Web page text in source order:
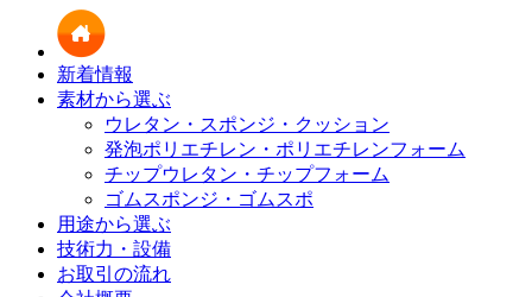
新着情報
素材から選ぶ
ウレタン・スポンジ・クッション
発泡ポリエチレン・ポリエチレンフォーム
チップウレタン・チップフォーム
ゴムスポンジ・ゴムスポ
用途から選ぶ
技術力・設備
お取引の流れ